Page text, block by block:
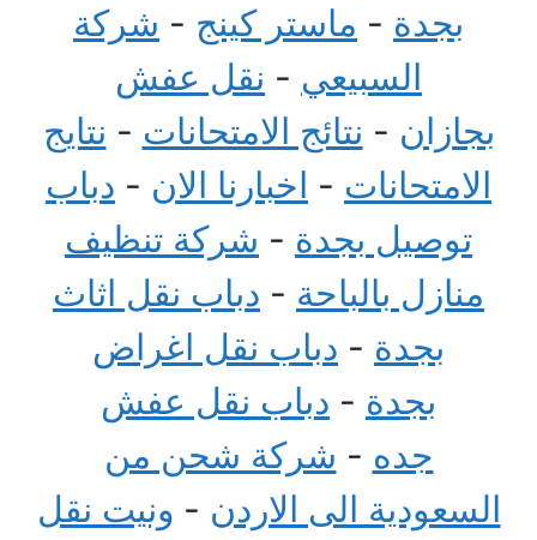
بجدة - ماستر كينج - شركة
السبيعي - نقل عفش
بجازان - نتائج الامتحانات - نتايج
الامتحانات - اخبارنا الان - دباب
توصيل بجدة - شركة تنظيف
منازل بالباحة - دباب نقل اثاث
بجدة - دباب نقل اغراض
بجدة - دباب نقل عفش
جده - شركة شحن من
السعودية الى الاردن - ونيت نقل